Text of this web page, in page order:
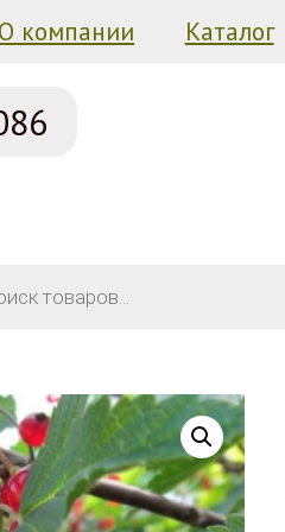
О компании Каталог